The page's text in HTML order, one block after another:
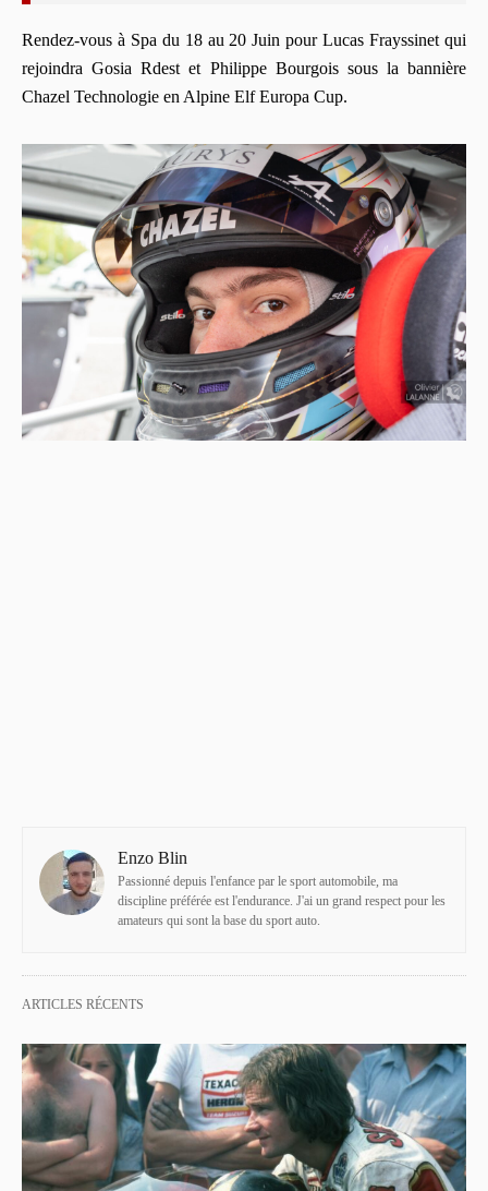
Rendez-vous à Spa du 18 au 20 Juin pour Lucas Frayssinet qui
rejoindra Gosia Rdest et Philippe Bourgois sous la bannière
Chazel Technologie en Alpine Elf Europa Cup.
Enzo Blin
Passionné depuis l'enfance par le sport automobile, ma
discipline préférée est l'endurance. J'ai un grand respect pour les
amateurs qui sont la base du sport auto.
ARTICLES RÉCENTS